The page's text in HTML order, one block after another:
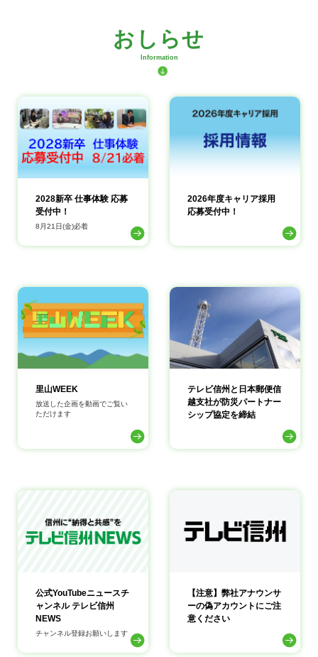
テレビ信州のニュースをLINE
おしらせ
Information
2028新卒 仕事体験 応募
受付中！
8月21日(金)必着
2026年度キャリア採用
応募受付中！
里山WEEK
放送した企画を動画でご覧い
ただけます
テレビ信州と日本郵便信
越支社が防災パートナー
シップ協定を締結
公式YouTubeニュースチ
ャンネル テレビ信州
NEWS
チャンネル登録お願いします
【注意】弊社アナウンサ
ーの偽アカウントにご注
意ください